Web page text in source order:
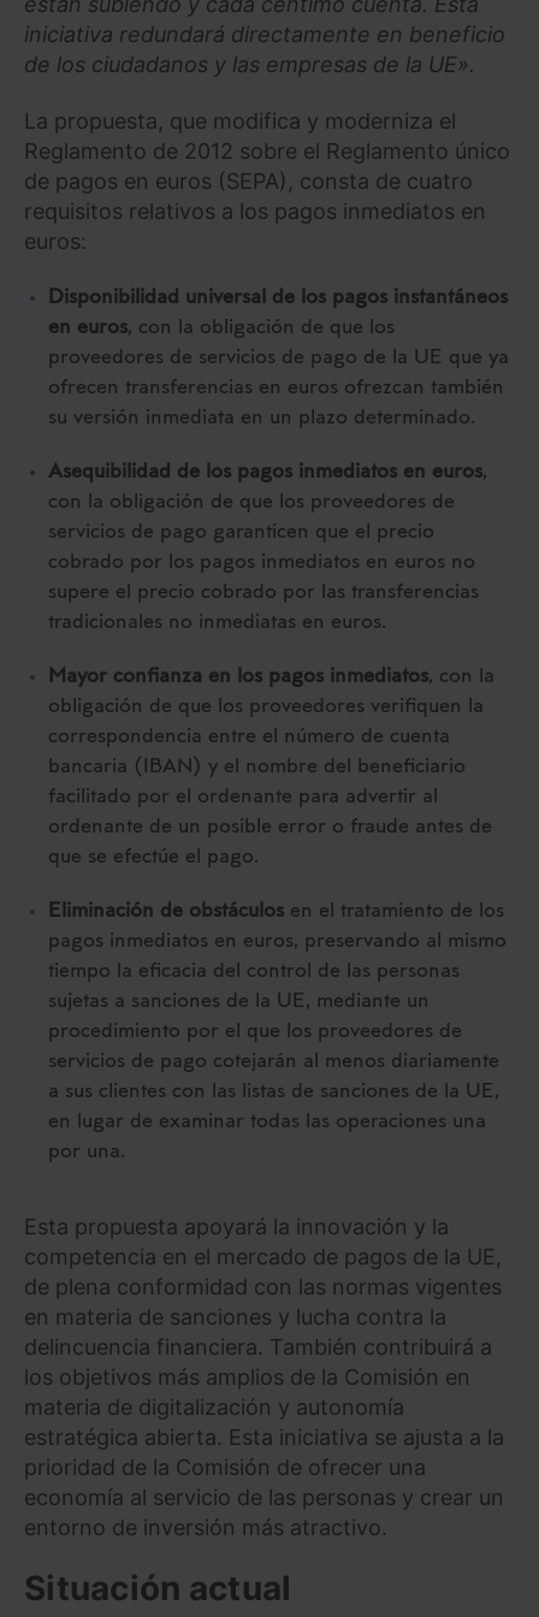
iniciativa redundará directamente en beneficio
de los ciudadanos y las empresas de la UE».
La propuesta, que modifica y moderniza el
Reglamento de 2012 sobre el Reglamento único
de pagos en euros (SEPA), consta de cuatro
requisitos relativos a los pagos inmediatos en
euros:
Disponibilidad universal de los pagos instantáneos
en euros, con la obligación de que los
proveedores de servicios de pago de la UE que ya
ofrecen transferencias en euros ofrezcan también
su versión inmediata en un plazo determinado.
Asequibilidad de los pagos inmediatos en euros,
con la obligación de que los proveedores de
servicios de pago garanticen que el precio
cobrado por los pagos inmediatos en euros no
supere el precio cobrado por las transferencias
tradicionales no inmediatas en euros.
Mayor confianza en los pagos inmediatos, con la
obligación de que los proveedores verifiquen la
correspondencia entre el número de cuenta
bancaria (IBAN) y el nombre del beneficiario
facilitado por el ordenante para advertir al
ordenante de un posible error o fraude antes de
que se efectúe el pago.
Eliminación de obstáculos en el tratamiento de los
pagos inmediatos en euros, preservando al mismo
tiempo la eficacia del control de las personas
sujetas a sanciones de la UE, mediante un
procedimiento por el que los proveedores de
servicios de pago cotejarán al menos diariamente
a sus clientes con las listas de sanciones de la UE,
en lugar de examinar todas las operaciones una
por una.
Esta propuesta apoyará la innovación y la
competencia en el mercado de pagos de la UE,
de plena conformidad con las normas vigentes
en materia de sanciones y lucha contra la
delincuencia financiera. También contribuirá a
los objetivos más amplios de la Comisión en
materia de digitalización y autonomía
estratégica abierta. Esta iniciativa se ajusta a la
prioridad de la Comisión de ofrecer una
economía al servicio de las personas y crear un
entorno de inversión más atractivo.
Situación actual